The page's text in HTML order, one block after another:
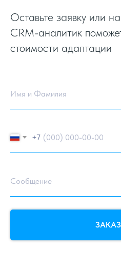
Оставьте заявку или
CRM-аналитик
стоимости адаптации
Имя и Фамилия
+7
Сообщение